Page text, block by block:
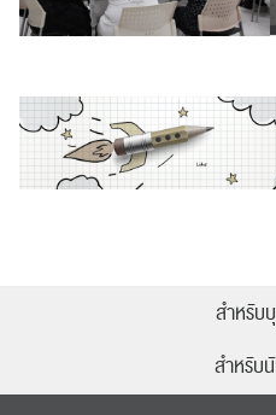
สำหรับ
สำหรับ